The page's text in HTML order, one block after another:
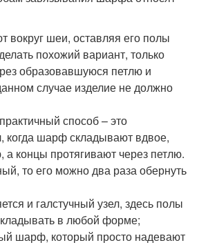
шеи, оставляя его полы
похожий вариант, только
образовавшуюся петлю и
случае изделие не должно
способ – это
когда шарф складывают вдвое,
концы протягивают через петлю.
то его можно два раза обернуть
и галстучный узел, здесь полы
в любой форме;
шарф, который просто надевают